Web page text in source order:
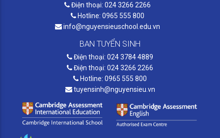
Điện thoại: 024 3266 2266
Hotline: 0965 555 800
info@nguyensieuschool.edu.vn
BAN TUYỂN SINH
Điện thoại: 024 3784 4889
Điện thoại: 024 3266 2266
Hotline: 0965 555 800
tuyensinh@nguyensieu.vn